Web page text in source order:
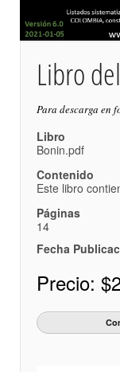
Libro
Para descarga en
Libro
Bonin.pdf
Contenido
Este libro
Páginas
14
Fecha
Precio: